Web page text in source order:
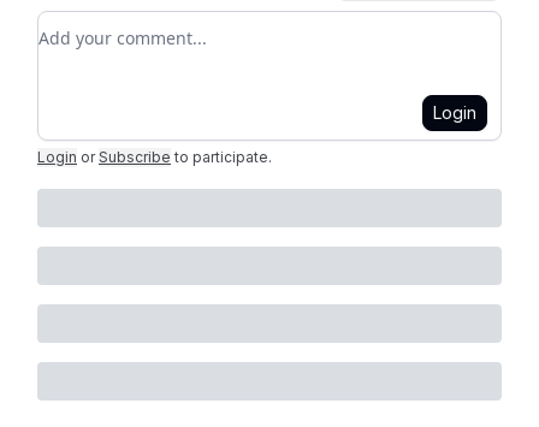
Add your comment
Login
Login or Subscribe to participate.